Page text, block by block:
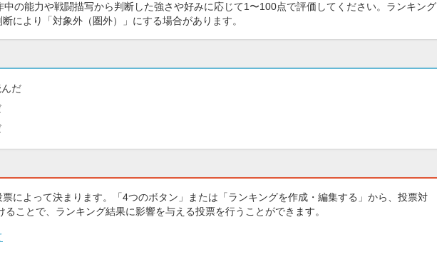
の能力や戦闘描写から判断した強さや好みに応じて1〜100点で評価してください。ランキング
により「対象外（圏外）」にする場合があります。
だ
によって決まります。「4つのボタン」または「ランキングを作成・編集する」から、投票対
ことで、ランキング結果に影響を与える投票を行うことができます。